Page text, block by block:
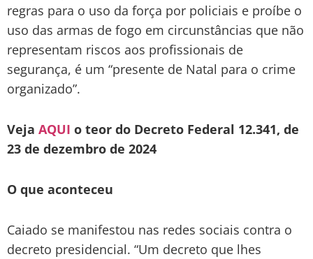
regras para o uso da força por policiais e proíbe o
uso das armas de fogo em circunstâncias que não
representam riscos aos profissionais de
segurança, é um “presente de Natal para o crime
organizado”.
Veja AQUI o teor do Decreto Federal 12.341, de
23 de dezembro de 2024
O que aconteceu
Caiado se manifestou nas redes sociais contra o
decreto presidencial. “Um decreto que lhes